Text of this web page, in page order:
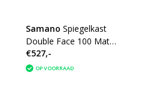
Samano Spiegelkast
Double Face 100 Mat
Zwart
€527,-
OP VOORRAAD